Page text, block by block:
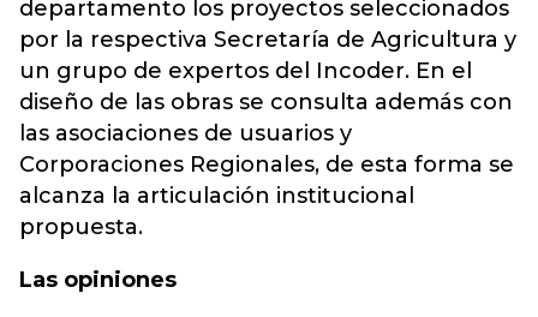
departamento los proyectos seleccionados
por la respectiva Secretaría de Agricultura y
un grupo de expertos del Incoder. En el
diseño de las obras se consulta además con
las asociaciones de usuarios y
Corporaciones Regionales, de esta forma se
alcanza la articulación institucional
propuesta.
Las opiniones